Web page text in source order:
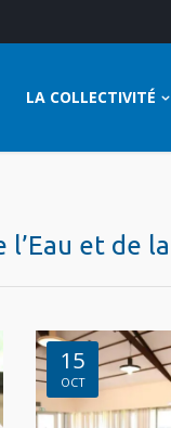
LA COLLECTIVITÉ
et de
15
OCT